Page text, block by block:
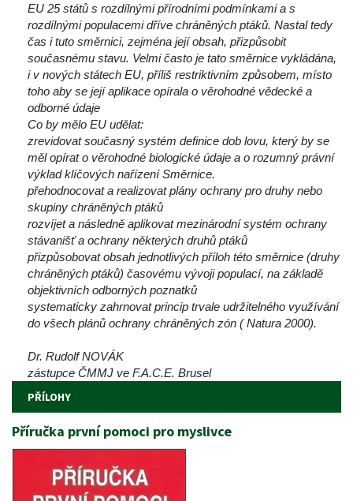
EU 25 států s rozdílnými přírodními podmínkami a s
rozdílnými populacemi dříve chráněných ptáků. Nastal tedy
čas i tuto směrnici, zejména její obsah, přizpůsobit
oučasnému stavu. Velmi často je tato směrnice vykládána,
i v nových státech EU, příliš restriktivním způsobem, místo
toho aby se její aplikace opírala o věrohodné vědecké a
odborné údaje
Co by mělo EU udělat:
zrevidovat současný systém definice dob lovu, který by se
měl opírat o věrohodné biologické údaje a o rozumný právní
výklad klíčových nařízení Směrnice.
přehodnocovat a realizovat plány ochrany pro druhy nebo
kupiny chráněných ptáků
rozvíjet a následně aplikovat mezinárodní systém ochrany
távanišť a ochrany některých druhů ptáků
přizpůsobovat obsah jednotlivých příloh této směrnice (druhy
chráněných ptáků) časovému vývoji populací, na základě
objektivních odborných poznatků
ystematicky zahrnovat princip trvale udržitelného využívání
do všech plánů ochrany chráněných zón ( Natura 2000).
Dr. Rudolf NOVÁK
zástupce ČMMJ ve F.A.C.E. Brusel
PŘÍLOHY
Příručka první pomoci pro myslivce